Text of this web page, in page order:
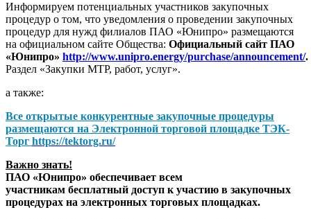
Информируем потенциальных участников закупочных
процедур о том, что уведомления о проведении закупочных
процедур для нужд филиалов ПАО «Юнипро» размещаются
на официальном сайте Общества: Официальный сайт ПАО
«Юнипро» http://www.unipro.energy/purchase/announcement/.
Раздел «Закупки МТР, работ, услуг».
а также:
Все открытые конкурентные закупочные процедуры
размещаются на Электронной торговой площадке ТЭК-
Торг https://tektorg.ru/
Важно знать!
ПАО «Юнипро» обеспечивает всем
участникам бесплатный доступ к участию в закупочных
процедурах на электронных торговых площадках.